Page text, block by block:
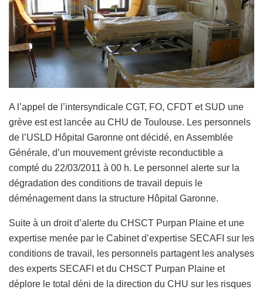
A l’appel de l’intersyndicale CGT, FO, CFDT et SUD une
grève est est lancée au CHU de Toulouse. Les personnels
de l’USLD Hôpital Garonne ont décidé, en Assemblée
Générale, d’un mouvement gréviste reconductible a
compté du 22/03/2011 à 00 h. Le personnel alerte sur la
dégradation des conditions de travail depuis le
déménagement dans la structure Hôpital Garonne.
Suite à un droit d’alerte du CHSCT Purpan Plaine et une
expertise menée par le Cabinet d’expertise SECAFI sur les
conditions de travail, les personnels partagent les analyses
des experts SECAFI et du CHSCT Purpan Plaine et
déplore le total déni de la direction du CHU sur les risques